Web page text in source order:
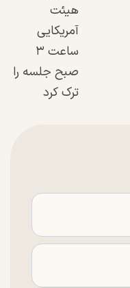
هیئت
آمریکایی
ساعت ۳
صبح جلسه را
ترک کرد